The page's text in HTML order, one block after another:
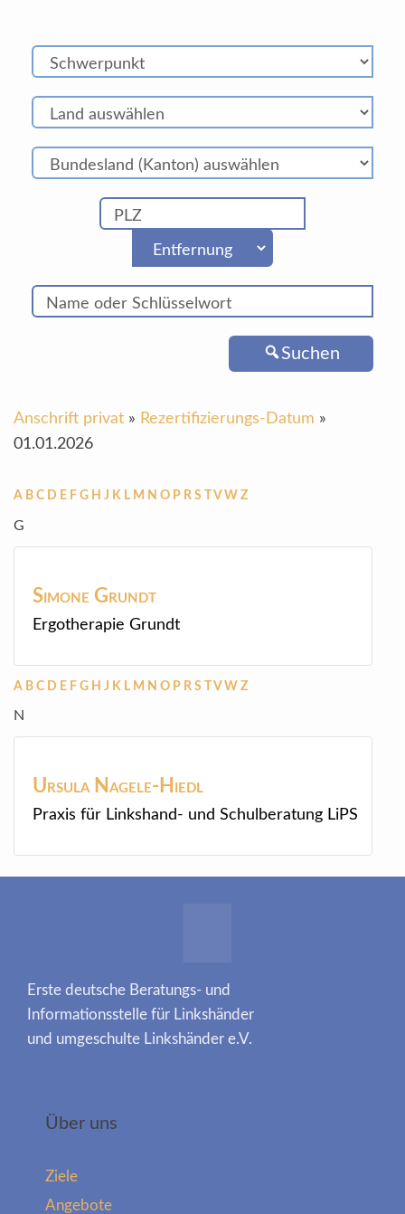
Suchen
Anschrift privat » Rezertifizierungs-Datum »
01.01.2026
A B C D E F G H J K L M N O P R S V W Z
G
Simone Grundt
Ergotherapie Grundt
A B C D E F G H J K L M N O P R S TV W Z
N
Ursula Nagele-Hiedl
Praxis für Linkshand- und Schulberatung LiPS
Erste deutsche Beratungs- und
Informationsstelle für Linkshänder
und umgeschulte Linkshänder e.V.
Über uns
Ziele
Angebote